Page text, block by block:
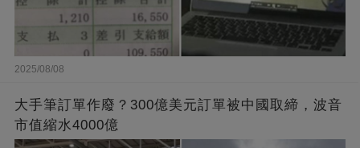
2025/08/08
大手筆訂單作廢？300億美元訂單被中國取締，波音
市值縮水4000億